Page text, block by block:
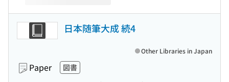
日本随筆大成 続4
Paper 図書
Other Libraries in Japan